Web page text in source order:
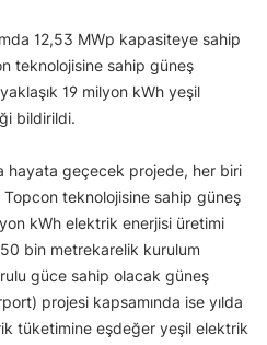
12,53 MWp kapasiteye sahip
teknolojisine sahip güneş
19 milyon kWh yeşil
bildirildi.
hayata geçecek projede, her biri
teknolojisine sahip güneş
kWh elektrik enerjisi üretimi
bin metrekarelik kurulum
güce sahip olacak güneş
projesi kapsamında ise yılda
tüketimine eşdeğer yeşil elektrik